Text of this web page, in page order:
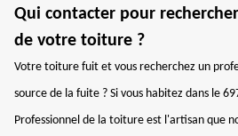
Qui contacter pour
de votre toiture ?
Votre toiture fuit et vous recherchez un
source de la fuite ? Si vous habitez dans le
Professionnel de la toiture est l'artisan que